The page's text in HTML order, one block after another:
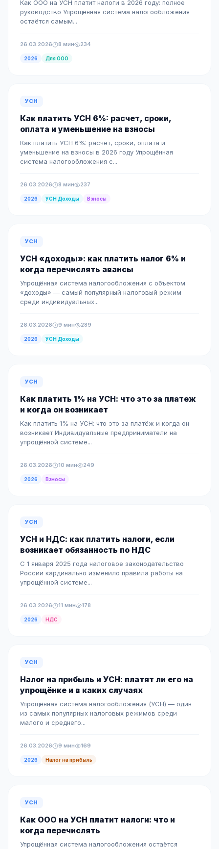
Как ООО на УСН платит налоги в 2026 году: полное
руководство Упрощённая система налогообложения
остаётся самым...
26.03.2026 8 мин 234
2026 Для ООО
УСН
Как платить УСН 6%: расчет, сроки,
оплата и уменьшение на взносы
Как платить УСН 6%: расчёт, сроки, оплата и
уменьшение на взносы в 2026 году Упрощённая
система налогообложения с...
26.03.2026 8 мин 237
2026 УСН Доходы Взносы
УСН
УСН «доходы»: как платить налог 6% и
когда перечислять авансы
Упрощённая система налогообложения с объектом
«доходы» — самый популярный налоговый режим
среди индивидуальных...
26.03.2026 9 мин 289
2026 УСН Доходы
УСН
Как платить 1% на УСН: что это за платеж
и когда он возникает
Как платить 1% на УСН: что это за платёж и когда он
возникает Индивидуальные предприниматели на
упрощённой системе...
26.03.2026 10 мин 249
2026 Взносы
УСН
УСН и НДС: как платить налоги, если
возникает обязанность по НДС
С 1 января 2025 года налоговое законодательство
России кардинально изменило правила работы на
упрощённой системе...
26.03.2026 11 мин 178
2026 НДС
УСН
Налог на прибыль и УСН: платят ли его на
упрощёнке и в каких случаях
Упрощённая система налогообложения (УСН) — один
из самых популярных налоговых режимов среди
малого и среднего...
26.03.2026 9 мин 169
2026 Налог на прибыль
УСН
Как ООО на УСН платит налоги: что и
когда перечислять
Упрощённая система налогообложения остаётся